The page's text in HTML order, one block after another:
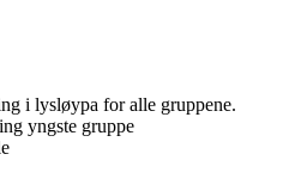
i lysløypa for alle gruppene.
yngste gruppe